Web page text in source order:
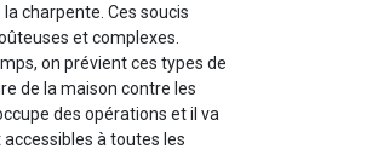
charpente. Ces soucis
et complexes.
on prévient ces types de
de la maison contre les
des opérations et il va
à toutes les